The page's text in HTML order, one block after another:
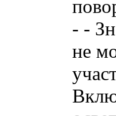
- -
не